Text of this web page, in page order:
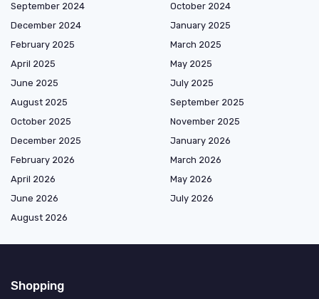
September 2024
October 2024
December 2024
January 2025
February 2025
March 2025
April 2025
May 2025
June 2025
July 2025
August 2025
September 2025
October 2025
November 2025
December 2025
January 2026
February 2026
March 2026
April 2026
May 2026
June 2026
July 2026
August 2026
Shopping